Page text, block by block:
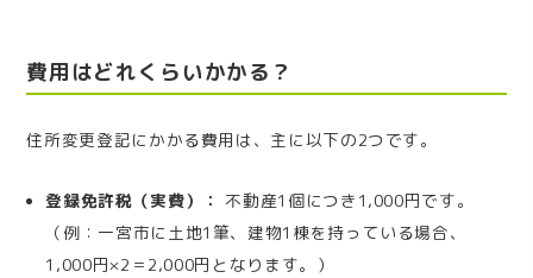
費用はどれくらいかかる？
住所変更登記にかかる費用は、主に以下の2つです。
登録免許税（実費）： 不動産1個につき1,000円です。
（例：一宮市に土地1筆、建物1棟を持っている場合、
1,000円×2＝2,000円となります。）